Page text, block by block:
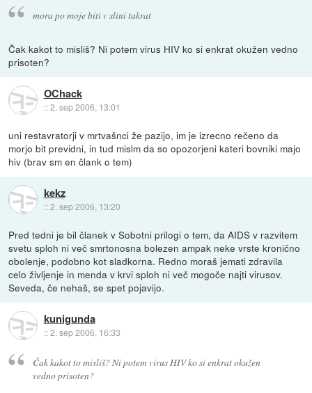
mora po moje biti v slini takrat
Čak kakot to misliš? Ni potem virus HIV ko si enkrat okužen vedno
prisoten?
OChack
::2. sep 2006, 13:01
uni restavratorji v mrtvašnci že pazijo, im je izrecno rečeno da
morjo bit previdni, in tud mislm da so opozorjeni kateri bovniki majo
hiv (brav sm en člank o tem)
kekz
::2. sep 2006, 13:20
Pred tedni je bil članek v Sobotni prilogi o tem, da AIDS v razvitem
svetu sploh ni več smrtonosna bolezen ampak neke vrste kronično
obolenje, podobno kot sladkorna. Redno moraš jemati zdravila
celo življenje in menda v krvi sploh ni več mogoče najti virusov.
Seveda, če nehaš, se spet pojavijo.
kunigunda
::2. sep 2006, 16:33
Čak kakot to misliš? Ni potem virus HIV ko si enkrat okužen
vedno prisoten?